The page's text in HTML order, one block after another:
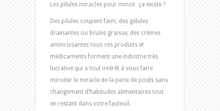
Les pilules miracles pour mincir ça existe ?
Des pilules coupent faim, des gélules
drainantes ou brules graisse, des crèmes
amincissantes tous ces produits et
médicaments forment une industrie très
lucrative qui a tout intérêt à vous faire
miroiter le miracle de la perte de poids sans
changement d’habitudes alimentaires tout
en restant dans votre fauteuil.